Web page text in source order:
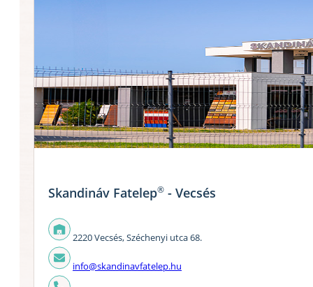
Skandináv Fatelep® - Vecsés
2220 Vecsés, Széchenyi utca 68.
info@skandinavfatelep.hu